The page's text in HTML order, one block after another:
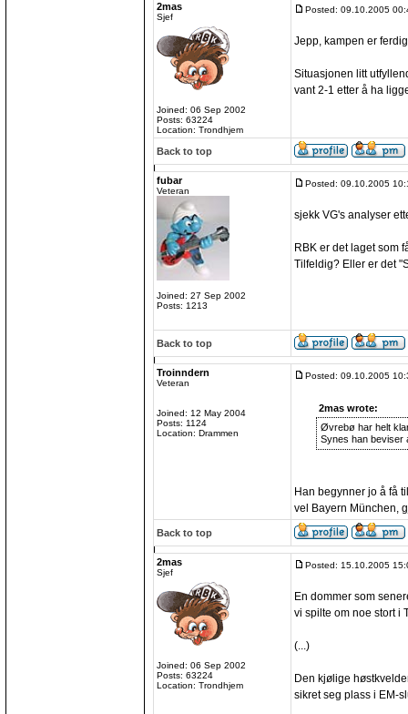
2mas
Sjef
Joined: 06 Sep 2002
Posts: 63224
Location: Trondhjem
Posted: 09.10.2005
Jepp, kampen er
Situasjonen litt
vant 2-1 etter å ha
Back to top
fubar
Veteran
Joined: 27 Sep 2002
Posts: 1213
Posted: 09.10.2005
sjekk VG's analyser
RBK er det laget som
Tilfeldig? Eller er det
Back to top
Troinndern
Veteran
Joined: 12 May 2004
Posts: 1124
Location: Drammen
Posted: 09.10.2005
2mas wrote:
Øvrebø har helt
Synes han beviser
Han begynner jo å få
vel Bayern München,
Back to top
2mas
Sjef
Joined: 06 Sep 2002
Posts: 63224
Location: Trondhjem
Posted: 15.10.2005
En dommer som
vi spilte om noe stort i
(...)
Den kjølige
sikret seg plass i EM-